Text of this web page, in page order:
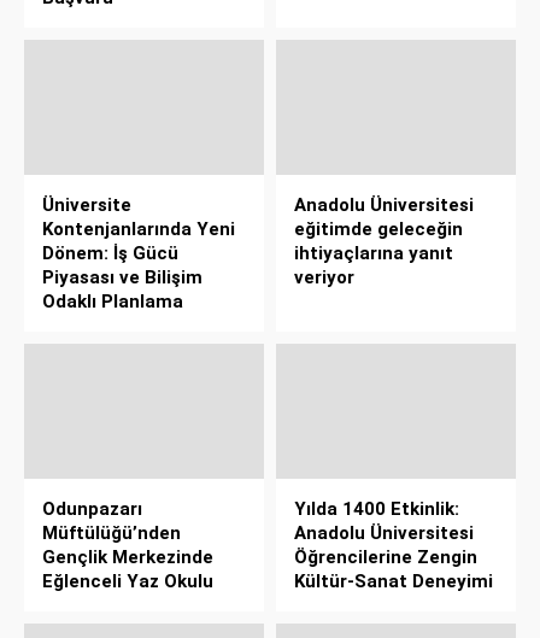
Üniversite
Kontenjanlarında Yeni
Dönem: İş Gücü
Piyasası ve Bilişim
Odaklı Planlama
Anadolu Üniversitesi
eğitimde geleceğin
ihtiyaçlarına yanıt
veriyor
Odunpazarı
Müftülüğü’nden
Gençlik Merkezinde
Eğlenceli Yaz Okulu
Yılda 1400 Etkinlik:
Anadolu Üniversitesi
Öğrencilerine Zengin
Kültür-Sanat Deneyimi